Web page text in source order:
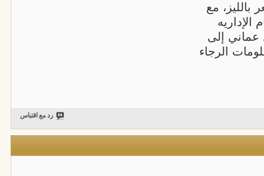
بالليز، مع
20 ألف ريال عماني إلى
الرجاء
رد مع اقتباس